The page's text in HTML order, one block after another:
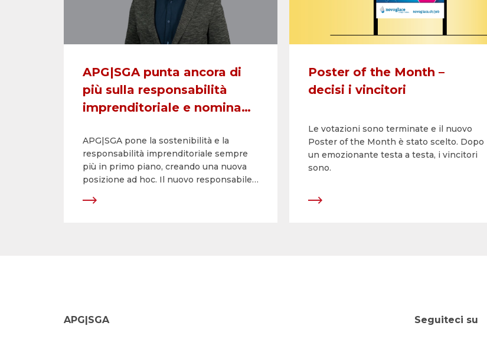
APG|SGA punta ancora di
più sulla responsabilità
imprenditoriale e nomina
la sostenibilità
APG|SGA pone la sostenibilità e la
responsabilità imprenditoriale sempre
più in primo piano, creando una nuova
posizione ad hoc. Il nuovo responsabile
In questo ruolo, si occuperà di
Poster of the Month –
decisi i vincitori
Le votazioni sono terminate e il nuovo
Poster of the Month è stato scelto. Dopo
un emozionante testa a testa, i vincitori
sono.
APG|SGA Seguiteci su